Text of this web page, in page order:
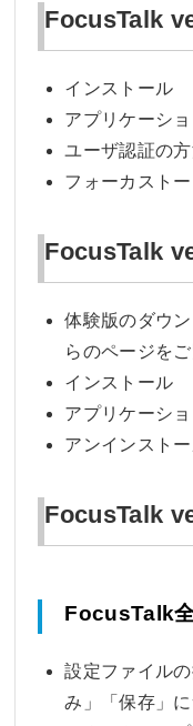
FocusTalk
インストール
アプリケーシ
ユーザ認証の
フォーカスト
FocusTalk
体験版のダウ
らのページを
インストール
アプリケーシ
アンインスト
FocusTalk
FocusTalk
設定ファイル
み」「保存」